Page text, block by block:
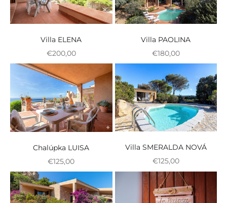
Villa ELENA
Zvýhodnená cena
€200,00
Villa PAOLINA
Zvýhodnená cena
€180,00
Chalúpka LUISA
Zvýhodnená cena
€125,00
Villa SMERALDA NOVÁ
Zvýhodnená cena
€125,00